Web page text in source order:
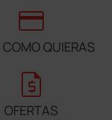
credit_card
QUIERAS
request_quote
OFERTAS